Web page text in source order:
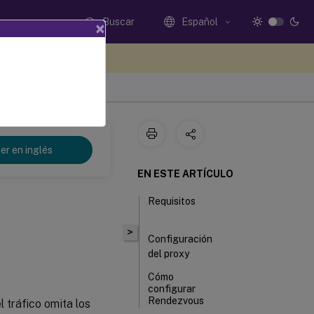
Buscar Español
en inglés
tráfico omita los
>
EN ESTE ARTÍCULO
Requisitos
Configuración
del proxy
Cómo
configurar
Rendezvous
×